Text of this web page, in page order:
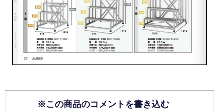
※この商品のコメントを書き込む